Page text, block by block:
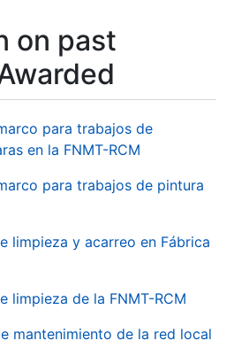
on past
para trabajos de
en la FNMT-RCM
para trabajos de pintura
limpieza y acarreo en Fábrica
limpieza de la FNMT-RCM
mantenimiento de la red local